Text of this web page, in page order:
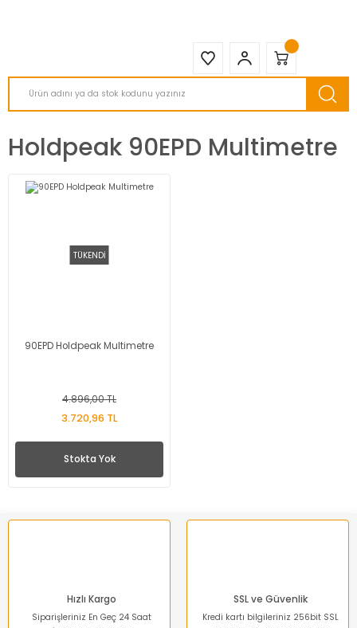
Holdpeak 90EPD Multimetre
TÜKENDİ
90EPD Holdpeak Multimetre
4.896,00 TL
3.720,96 TL
Stokta Yok
Hızlı Kargo
Siparişleriniz En Geç 24 Saat
SSL ve Güvenlik
Kredi kartı bilgileriniz 256bit SSL